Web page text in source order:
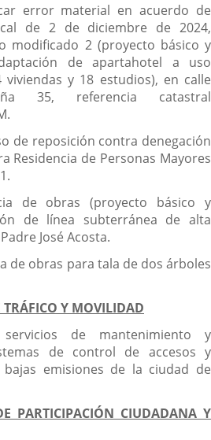
error material en acuerdo de
de 2 de diciembre de 2024,
modificado 2 (proyecto básico y
de apartahotel a uso
viviendas y 18 estudios), en calle
35, referencia catastral
de reposición contra denegación
Residencia de Personas Mayores
de obras (proyecto básico y
de línea subterránea de alta
José Acosta.
de obras para tala de dos árboles
TRÁFICO Y MOVILIDAD
de mantenimiento y
de control de accesos y
emisiones de la ciudad de
PARTICIPACIÓN CIUDADANA Y